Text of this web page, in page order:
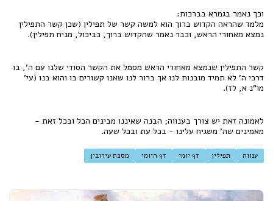
וכך נאמר בגמרא בברכות:
מלמד שהראה הקדוש ברוך הוא למשה קשר של תפילין (שכן קשר התפילין
נמצא מאחורי הראש, וכבר נאמר שהקדוש ברוך, כביכול, מניח תפילין).
קשר התפילין שנמצא מאחורי הראש מסמל את הקשר הסודי שלנו עם ה', בו
דרכי ה' לא תמיד מובנות לנו אך ברור לנו שאנו קשורים בו והוא בנו (עי'
מו"נ א, לז).
לאמונה זאת יש צורך בענווה; הבנה שאיננו מבינים הכל ובכל זאת -
מאמינים שה' משגיח עלינו - בכל עת ובכל שעה.
ענווה תפילין דף יומי דף היומי מסכת עירובין